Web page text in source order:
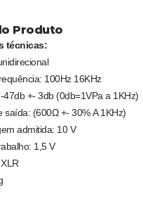
Produto
técnicas:
100Hz 16KHz
47db +- 3db (0db=1VPa a 1KHz)
saída: (600Ω +- 30% A 1KHz)
admitida: 10 V
1,5 V